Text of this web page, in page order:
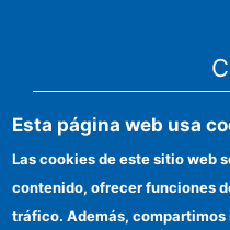
Sede
Información
Esta página web usa
Las cookies de este sitio web
contenido, ofrecer funciones
tráfico. Además, compartimos